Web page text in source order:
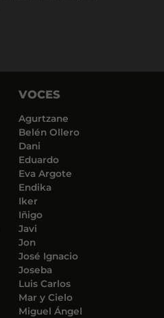
VOCES
Agurtzane
Belén Ollero
Dani
Eduardo
Eva Argote
Endika
Iker
Iñigo
Javi
Jon
José Ignacio
Joseba
Luis Carlos
Mar y Cielo
Miguel Ángel